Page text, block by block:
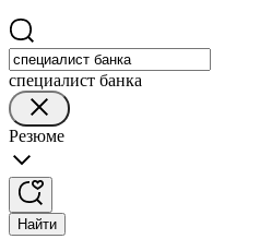
специалист банка
Резюме
Найти